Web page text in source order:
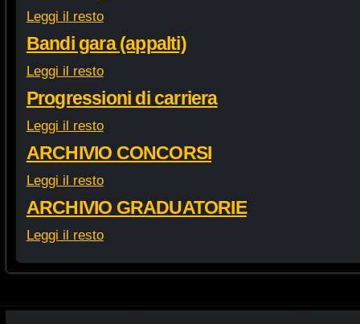
Leggi il resto
Bandi gara (appalti)
Leggi il resto
Progressioni di carriera
Leggi il resto
ARCHIVIO CONCORSI
Leggi il resto
ARCHIVIO GRADUATORIE
Leggi il resto